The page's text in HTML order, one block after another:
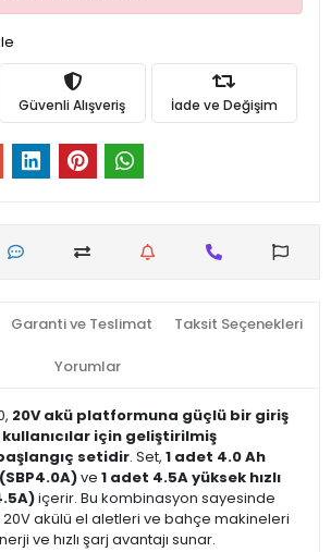
Güvenli Alışveriş İade ve Değişim
Garanti ve Teslimat Taksit Seçenekleri
Yorumlar
20V akü platformuna güçlü bir giriş
için geliştirilmiş
setidir. Set, 1 adet 4.0 Ah
ve 1 adet 4.5A yüksek hızlı
içerir. Bu kombinasyon sayesinde
20V akülü el aletleri ve bahçe makineleri
ve hızlı şarj avantajı sunar.